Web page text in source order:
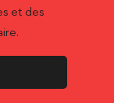
et des